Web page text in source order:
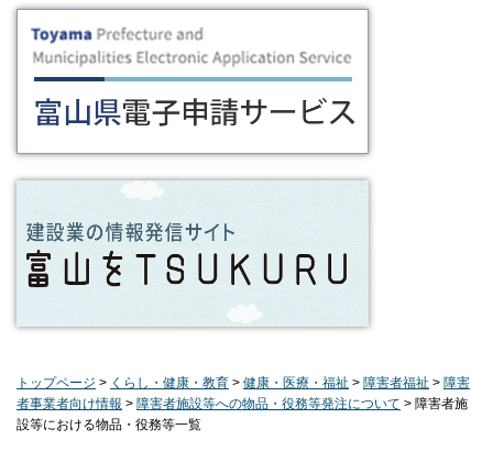
トップページ > くらし・健康・教育 > 健康・医療・福祉 > 障害者福祉 > 障害
者事業者向け情報 > 障害者施設等への物品・役務等発注について > 障害者施
設等における物品・役務等一覧